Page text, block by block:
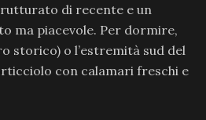
di recente e un
ma piacevole. Per dormire,
storico) o l’estremità sud del
con calamari freschi e